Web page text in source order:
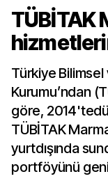
TÜBİTAK
Türkiye
Kurumu’ndan
göre,
TÜBİTAK
yurtdışında
portföyünü